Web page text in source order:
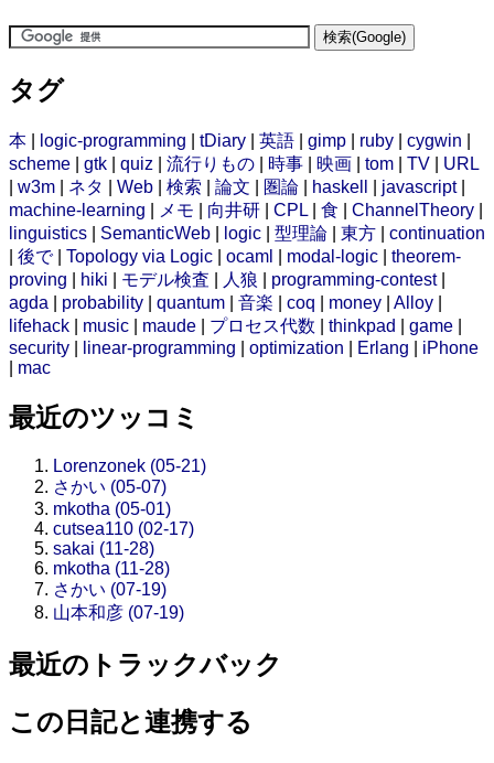
タグ
本 logic-programming tDiary 英語 gimp ruby cygwin
scheme
gtk quiz 流行りもの 時事 映画 tom TV
URL
w3m ネタ Web 検索 論文 圏論 haskell javascript|
machine-learning
メモ 向井研 CPL 食 ChannelTheory
linguistics
SemanticWeb logic 型理論 東方
continuation
後で| Topology via Logic ocaml modal-logic
theorem-
proving
hiki モデル検査 人狼 programming-contest|
agda
probability quantum 音楽 coq money Alloy
lifehack
music maude プロセス代数 thinkpad game
security
linear-programming optimization Erlang
iPhone
mac
最近のツッコミ
Lorenzonek (05-21)
さかい (05-07)
mkotha (05-01)
cutsea110 (02-17)
sakai (11-28)
mkotha (11-28)
さかい (07-19)
山本和彦 (07-19)
最近のトラックバック
この日記と連携する